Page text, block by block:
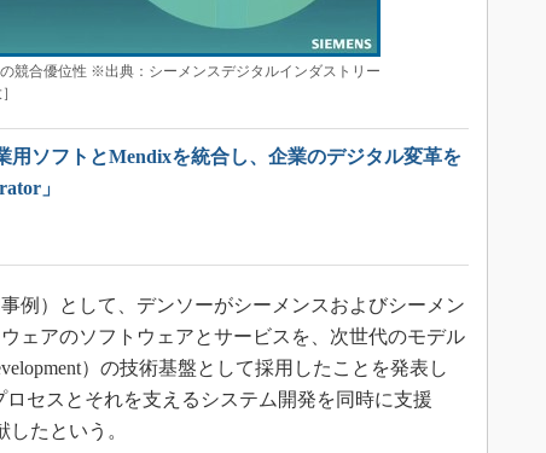
競合優位性 ※出典：シーメンスデジタルインダストリー
用ソフトとMendixを統合し、企業のデジタル変革を
」
例）として、デンソーがシーメンスおよびシーメン
ェアのソフトウェアとサービスを、次世代のモデル
）の技術基盤として採用したことを発表し
セスとそれを支えるシステム開発を同時に支援
たという。